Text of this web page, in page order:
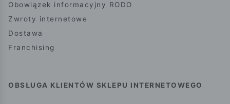
Obowiązek informacyjny RODO
Zwroty internetowe
Dostawa
Franchising
OBSŁUGA KLIENTÓW SKLEPU INTERNETOWEGO